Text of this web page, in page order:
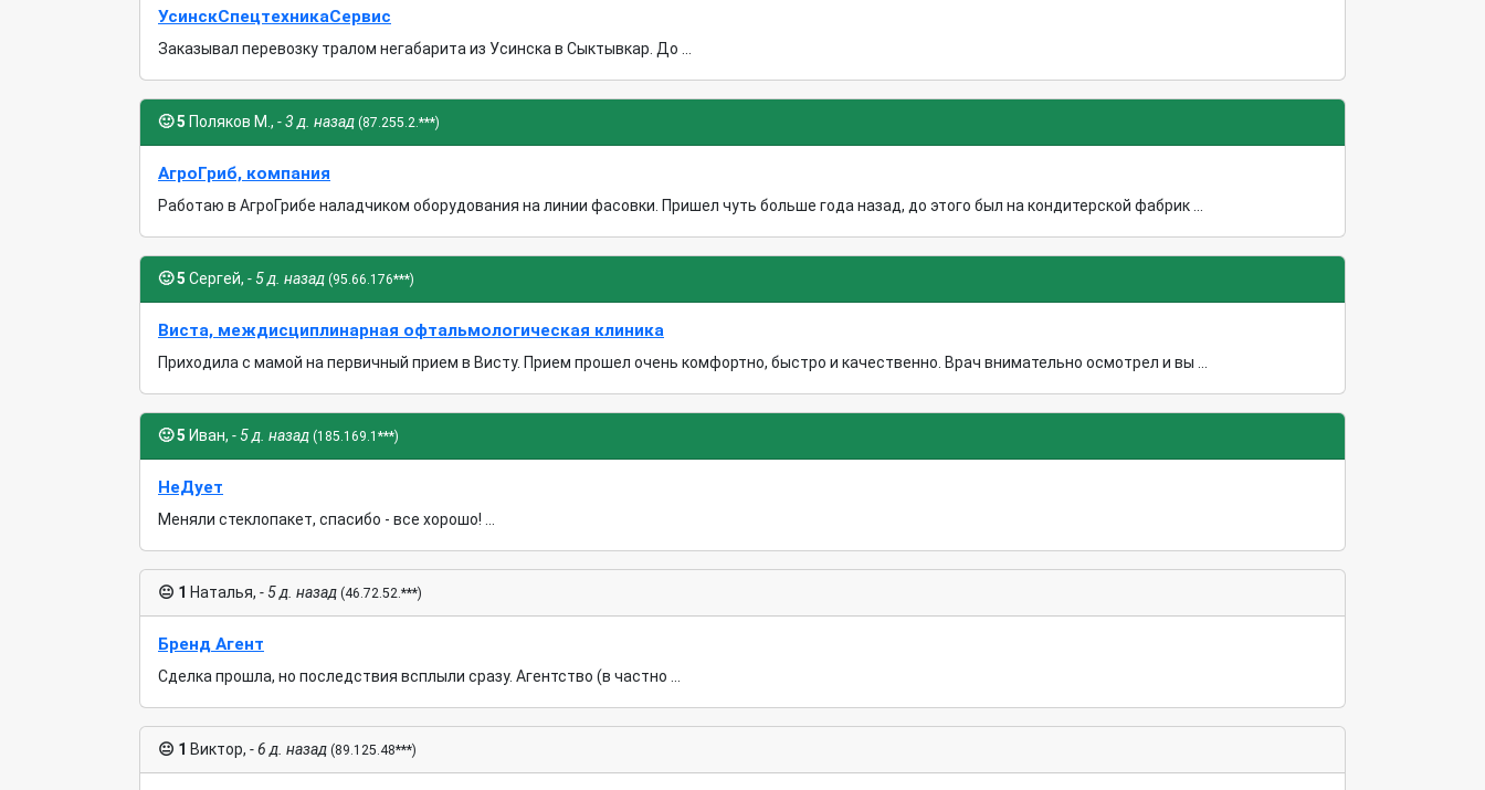
УсинскСпецтехникаСервис
Заказывал перевозку тралом негабарита из Усинска в Сыктывкар. До ...
🙂5 Поляков М., - 3 д. назад (87.255.2.***)
АгроГриб, компания
Работаю в АгроГрибе наладчиком оборудования на линии фасовки. Пришел чуть больше года назад, до этого был на кондитерской фабрик ...
🙂5 Сергей, - 5 д. назад (95.66.176***)
Виста, междисциплинарная офтальмологическая клиника
Приходила с мамой на первичный прием в Висту. Прием прошел очень комфортно, быстро и качественно. Врач внимательно осмотрел и вы ...
🙂5 Иван, - 5 д. назад (185.169.1***)
НеДует
Меняли стеклопакет, спасибо - все хорошо! ...
😐 1 Наталья, - 5 д. назад (46.72.52.***)
Бренд Агент
Сделка прошла, но последствия всплыли сразу. Агентство (в частно ...
😐 1 Виктор, - 6 д. назад (89.125.48***)